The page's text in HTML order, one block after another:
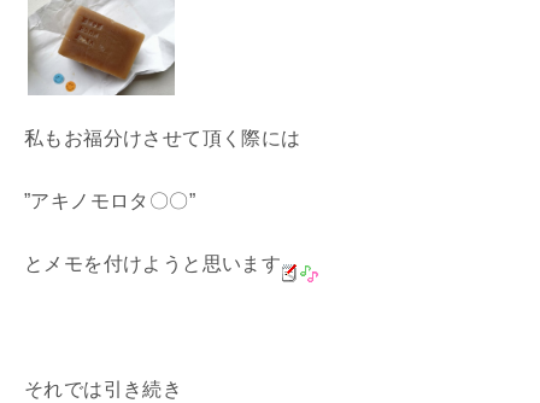
私もお福分けさせて頂く際には
”アキノモロタ〇〇”
とメモを付けようと思います
それでは引き続き